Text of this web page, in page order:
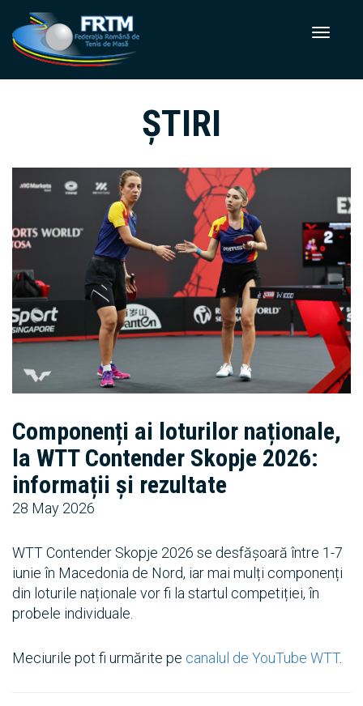
ȘTIRI
Componenți ai loturilor naționale,
la WTT Contender Skopje 2026:
informații și rezultate
28 May 2026
WTT Contender Skopje 2026 se desfășoară între 1-7
iunie în Macedonia de Nord, iar mai mulți componenți
din loturile naționale vor fi la startul competiției, în
probele individuale.
Meciurile pot fi urmărite pe canalul de YouTube WTT.